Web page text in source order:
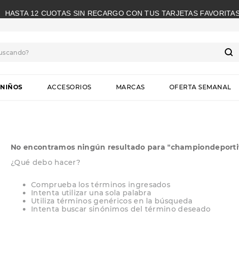
HASTA 12 CUOTAS SIN RECARGO CON TUS TARJETAS
NIÑOS ACCESORIOS MARCAS OFERTA SEMANAL
No encontramos ningún resultado para "
¿Qué debo hacer?
Comprueba los términos ingresados
Intenta utilizar una sola palabra
Utiliza términos genéricos en la búsqueda
Intenta buscar sinónimos del término deseado